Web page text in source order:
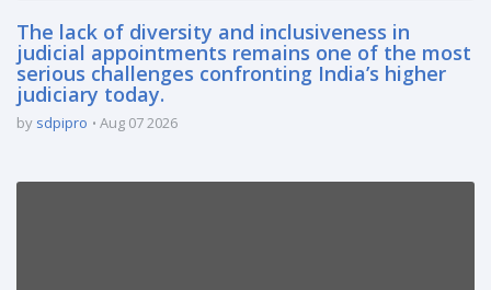
The lack of diversity and inclusiveness in
judicial appointments remains one of the most
serious challenges confronting India’s higher
judiciary today.
by sdpipro Aug 07 2026